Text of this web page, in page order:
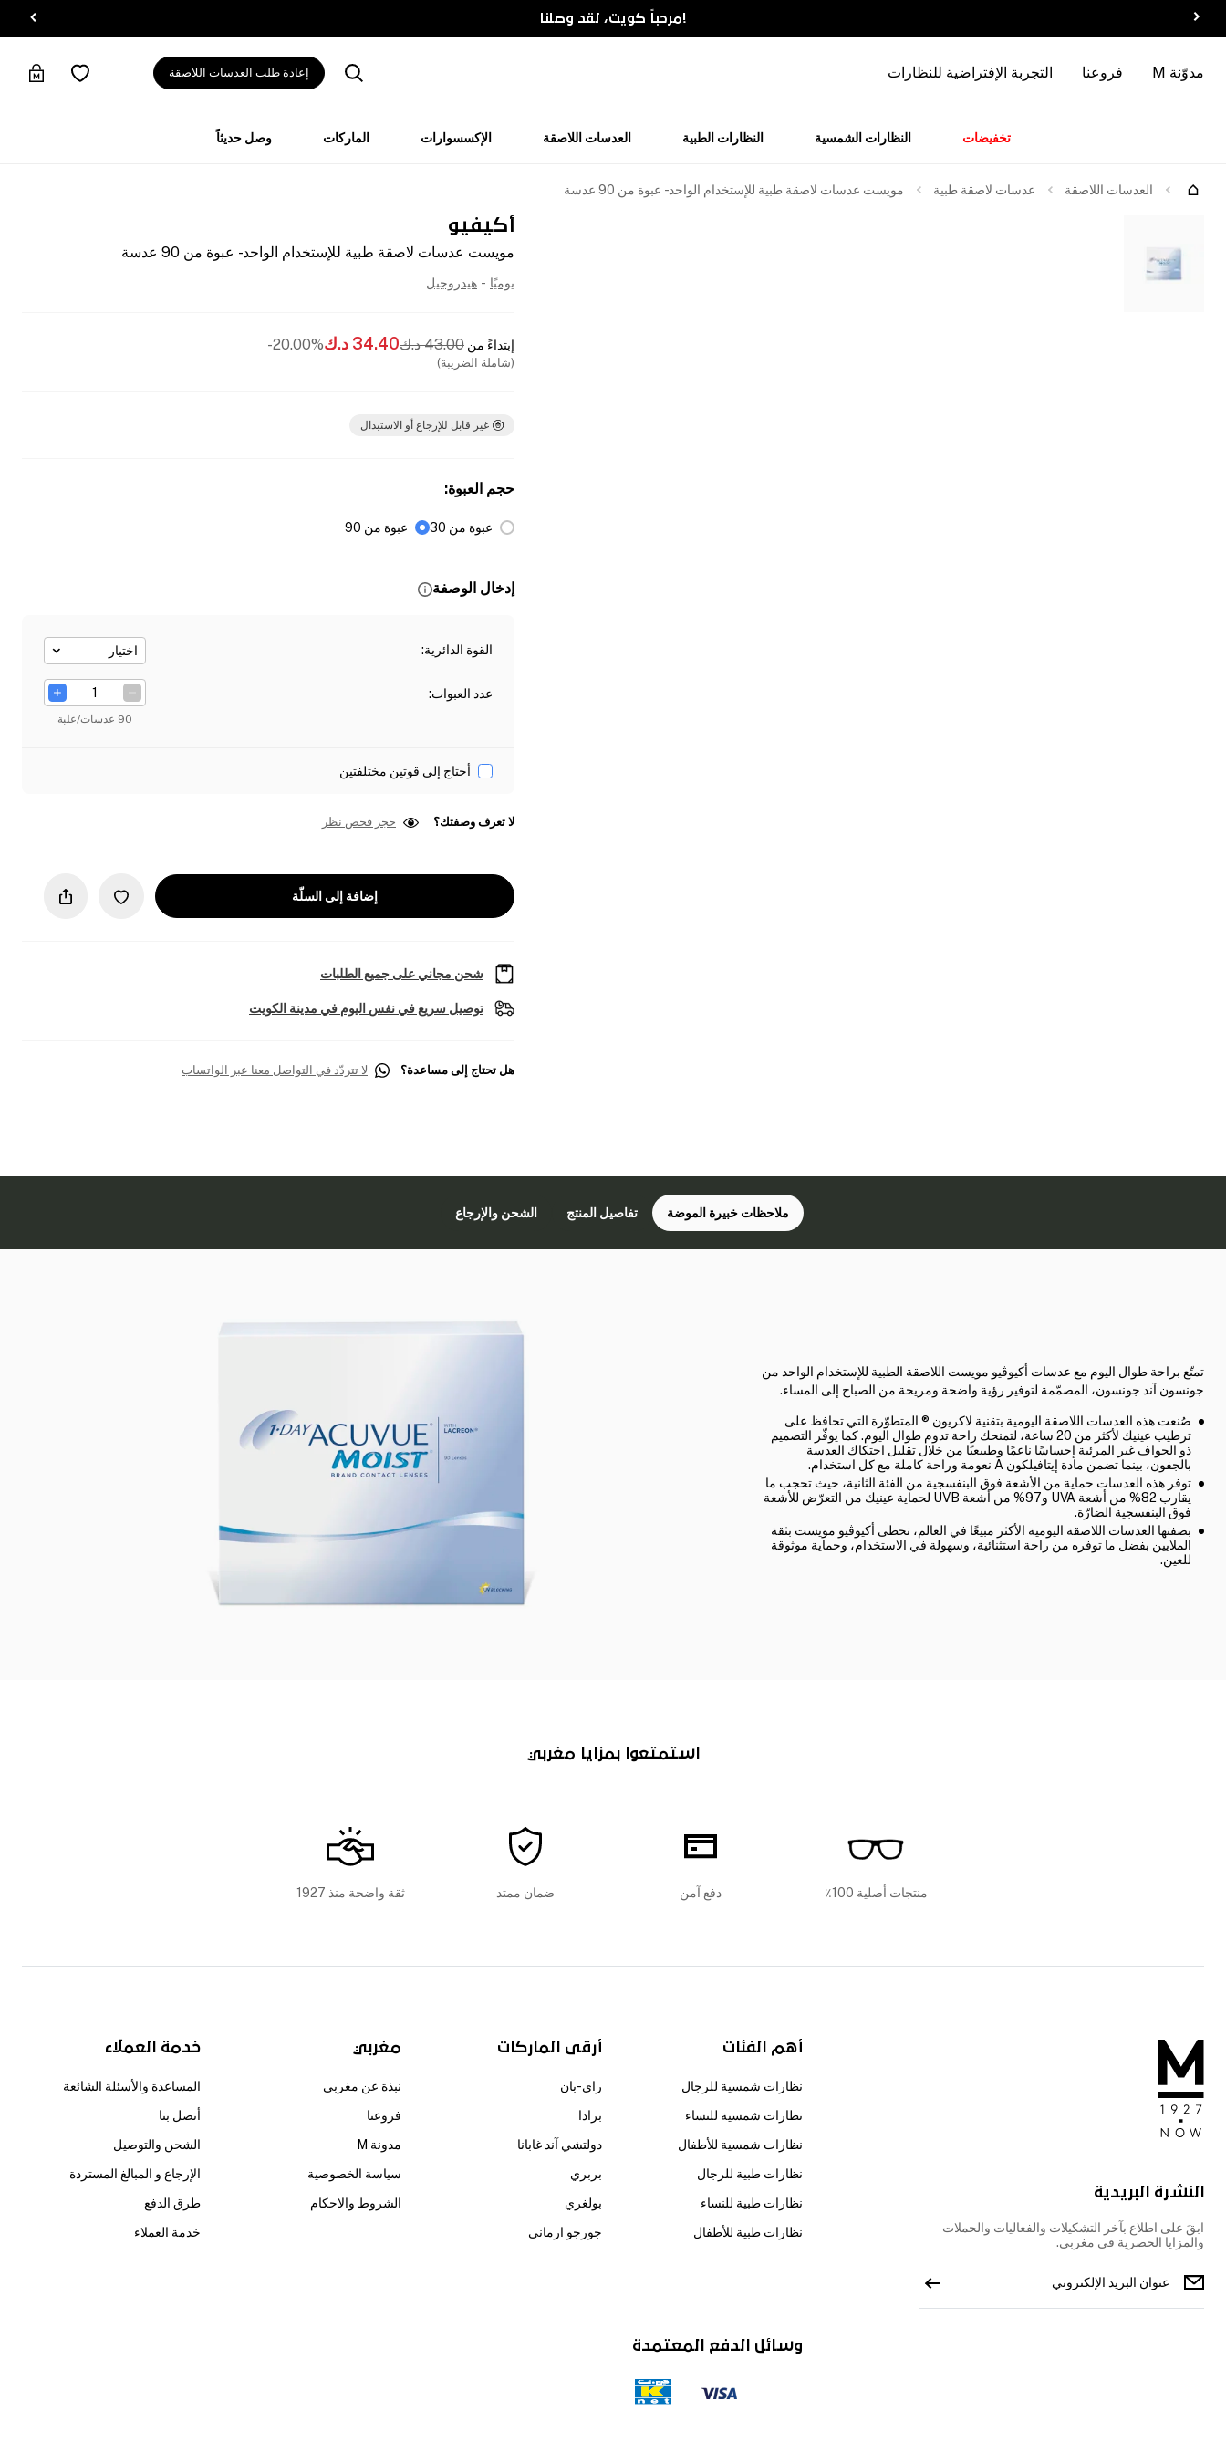
!مرحباً كويت، لقد وصلنا
مدوّنة M فروعنا التجربة الإفتراضية للنظارات إعادة طلب العدسات اللاصقة
تخفيضات النظارات الشمسية النظارات الطبية العدسات اللاصقة الإكسسوارات الماركات وصل حديثاً
العدسات اللاصقة عدسات لاصقة طبية مويست عدسات لاصقة طبية للإستخدام الواحد - عبوة من 90 عدسة
أكيفيو
مويست عدسات لاصقة طبية للإستخدام الواحد - عبوة من 90 عدسة
يوميًا - هيدروجيل
إبتداءً من 43.00 د.ك34.40 د.ك20.00%-
(شاملة الضريبة)
غير قابل للإرجاع أو الاستبدال
حجم العبوة:
عبوة من 30 عبوة من 90
إدخال الوصفة
القوة الدائرية: اختيار
عدد العبوات:
90 عدسات/علبة
أحتاج إلى قوتين مختلفتين
لا تعرف وصفتك؟ حجز فحص نظر
إضافة إلى السلّة
شحن مجاني على جميع الطلبات
توصيل سريع في نفس اليوم في مدينة الكويت
هل تحتاج إلى مساعدة؟ لا تتردّد في التواصل معنا عبر الواتساب
ملاحظات خبيرة الموضة تفاصيل المنتج الشحن والإرجاع
تمتّع براحة طوال اليوم مع عدسات أكيوڤيو مويست اللاصقة الطبية للإستخدام الواحد من
جونسون آند جونسون، المصمّمة لتوفير رؤية واضحة ومريحة من الصباح إلى المساء.
صُنعت هذه العدسات اللاصقة اليومية بتقنية لاكريون ® المتطوّرة التي تحافظ على
ترطيب عينيك لأكثر من 20 ساعة، لتمنحك راحة تدوم طوال اليوم. كما يوفّر التصميم
ذو الحواف غير المرئية إحساسًا ناعمًا وطبيعيًا من خلال تقليل احتكاك العدسة
بالجفون، بينما تضمن مادة إيتافيلكون A نعومة وراحة كاملة مع كل استخدام.
توفر هذه العدسات حماية من الأشعة فوق البنفسجية من الفئة الثانية، حيث تحجب ما
يقارب 82% من أشعة UVA و97% من أشعة UVB لحماية عينيك من التعرّض للأشعة
فوق البنفسجية الضارّة.
بصفتها العدسات اللاصقة اليومية الأكثر مبيعًا في العالم، تحظى أكيوڤيو مويست بثقة
الملايين بفضل ما توفره من راحة استثنائية، وسهولة في الاستخدام، وحماية موثوقة
للعين.
استمتعوا بمزايا مغربي
منتجات أصلية 100٪ دفع آمن ضمان ممتد ثقة واضحة منذ 1927
النشرة البريدية
ابقَ على اطلاع بآخر التشكيلات والفعاليات والحملات
والمزايا الحصرية في مغربي.
أهم الفئات
نظارات شمسية للرجال
نظارات شمسية للنساء
نظارات شمسية للأطفال
نظارات طبية للرجال
نظارات طبية للنساء
نظارات طبية للأطفال
أرقى الماركات
راي-بان
برادا
دولتشي آند غابانا
بربري
بولغري
جورجو ارماني
مغربي
نبذة عن مغربي
فروعنا
مدونة M
سياسة الخصوصية
الشروط والاحكام
خدمة العملاء
المساعدة والأسئلة الشائعة
أتصل بنا
الشحن والتوصيل
الإرجاع و المبالغ المستردة
طرق الدفع
خدمة العملاء
وسائل الدفع المعتمدة